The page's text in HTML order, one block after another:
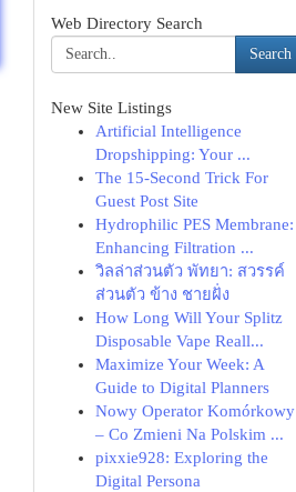
Web Directory Search
Search
New Site Listings
Artificial Intelligence
Dropshipping: Your ...
The 15-Second Trick For
Guest Post Site
Hydrophilic PES Membrane:
Enhancing Filtration ...
วิลล่าส่วนตัว พัทยา: สวรรค์
ส่วนตัว ข้าง ชายฝั่ง
How Long Will Your Splitz
Disposable Vape Reall...
Maximize Your Week: A
Guide to Digital Planners
Nowy Operator Komórkowy
– Co Zmieni Na Polskim ...
pixxie928: Exploring the
Digital Persona